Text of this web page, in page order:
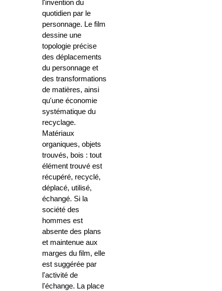
l'invention du
quotidien par le
personnage. Le film
dessine une
topologie précise
des déplacements
du personnage et
des transformations
de matières, ainsi
qu'une économie
systématique du
recyclage.
Matériaux
organiques, objets
trouvés, bois : tout
élément trouvé est
récupéré, recyclé,
déplacé, utilisé,
échangé. Si la
société des
hommes est
absente des plans
et maintenue aux
marges du film, elle
est suggérée par
l'activité de
l'échange. La place